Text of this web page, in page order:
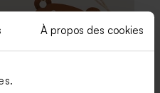
À propos des cookies